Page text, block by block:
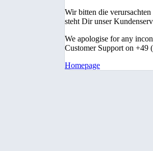
Wir bitten die
steht Dir unser
We apologise for any
Customer Support on +49
Homepage